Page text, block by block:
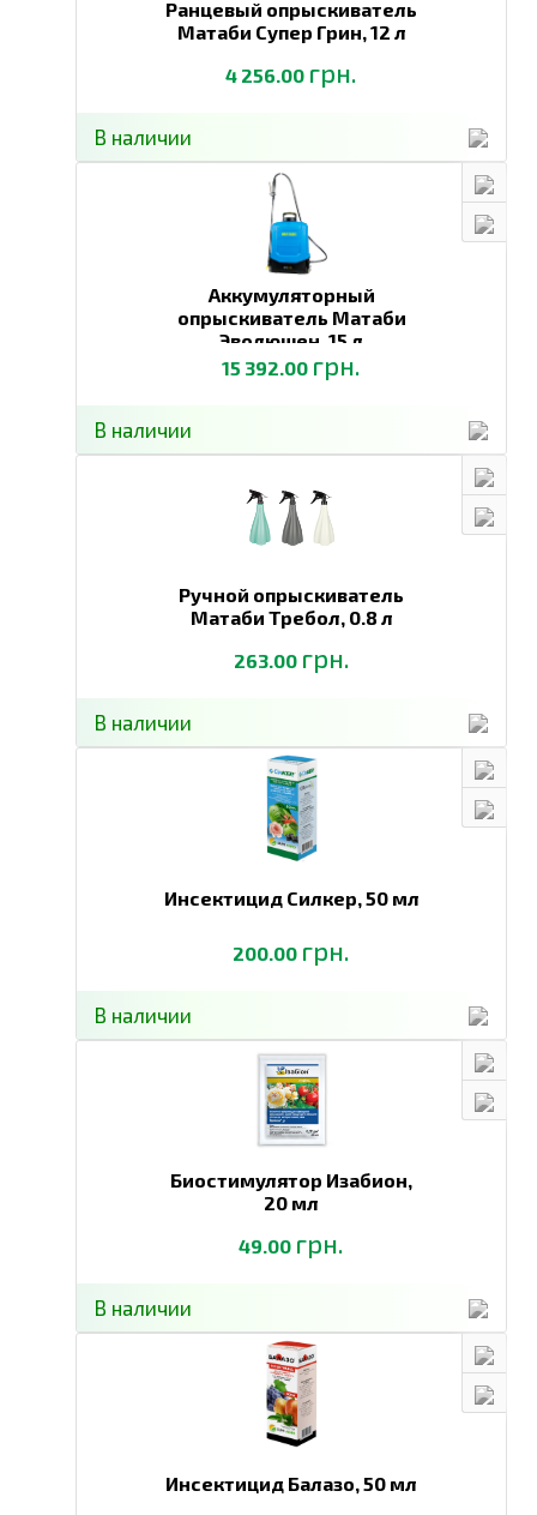
Ранцевый опрыскиватель
Матаби Супер Грин,12 л
4 256.00 грн.
В наличии
Аккумуляторный
опрыскиватель Матаби
Эволюшен, 15 л
15 392.00 грн.
В наличии
Ручной опрыскиватель
Матаби Требол, 0.8 л
263.00 грн.
В наличии
Инсектицид Силкер,50 мл
200.00 грн.
В наличии
Биостимулятор Изабион,
20 мл
49.00 грн.
В наличии
Инсектицид Балазо,50 мл